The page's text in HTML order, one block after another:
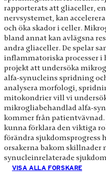
rapporterats att gliaceller,
nervsystemet, kan
och öka skador i celler.
bland annat kan avlägsna
andra gliaceller. De spelar
inflammatoriska processer i
projekt att undersöka
alfa-synucleins spridning
analysera morfologi,
mitokondrier vill vi
mikrogliabehandlad alfa-
kommer från
kunna förklara den viktiga
förändra sjukdomsprogress
orsakerna bakom skillnader
synucleinrelaterade
VISA ALLA FORSKARE